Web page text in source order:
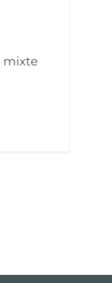
mixte